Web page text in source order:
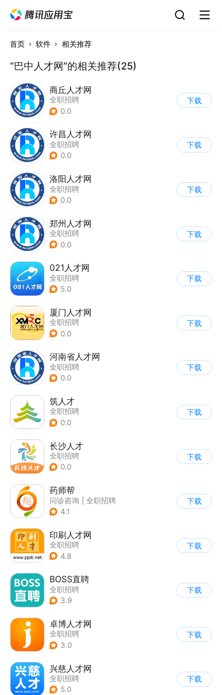
首页 软件 相关推荐
“巴中人才网”的相关推荐(25)
商丘人才网
全职招聘
0.0
下载
许昌人才网
全职招聘
0.0
下载
洛阳人才网
全职招聘
0.0
下载
郑州人才网
全职招聘
0.0
下载
021人才网
全职招聘
5.0
下载
厦门人才网
全职招聘
0.0
下载
河南省人才网
全职招聘
0.0
下载
筑人才
全职招聘
0.0
下载
长沙人才
全职招聘
0.0
下载
药师帮
问诊咨询
全职招聘
4.1
下载
印刷人才网
全职招聘
4.8
下载
BOSS直聘
全职招聘
3.9
下载
卓博人才网
全职招聘
3.0
下载
兴慈人才网
全职招聘
5.0
下载